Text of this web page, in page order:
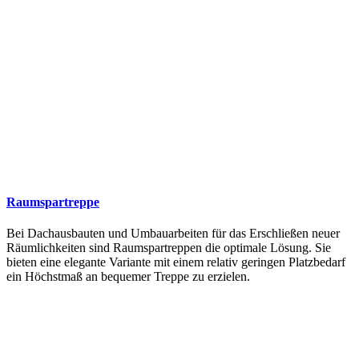
Raumspartreppe
Bei Dachausbauten und Umbauarbeiten für das Erschließen neuer
Räumlichkeiten sind Raumspartreppen die optimale Lösung. Sie
bieten eine elegante Variante mit einem relativ geringen Platzbedarf
ein Höchstmaß an bequemer Treppe zu erzielen.